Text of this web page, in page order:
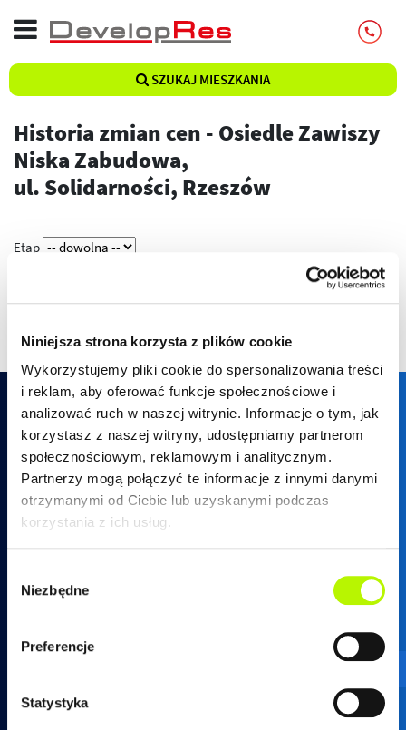
Niniejsza strona korzysta z plików cookie
Wykorzystujemy pliki cookie do spersonalizowania treści
i reklam, aby oferować funkcje społecznościowe i
analizować ruch w naszej witrynie. Informacje o tym, jak
korzystasz z naszej witryny, udostępniamy partnerom
społecznościowym, reklamowym i analitycznym.
Partnerzy mogą połączyć te informacje z innymi danymi
otrzymanymi od Ciebie lub uzyskanymi podczas
korzystania z ich usług.
zgody
Niezbędne
Preferencje
Statystyka
SZUKAJ MIESZKANIA
Historia zmian cen - Osiedle Zawiszy
Niska Zabudowa,
ul. Solidarności, Rzeszów
Etap
17 250 26 37